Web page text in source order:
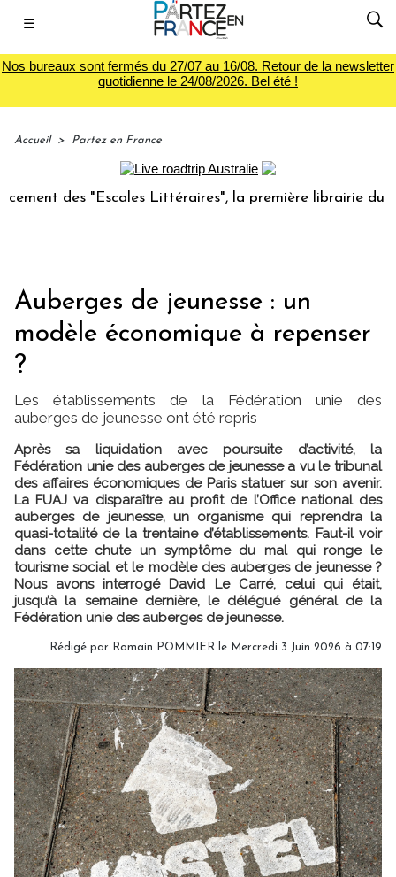
☰
Nos bureaux sont fermés du 27/07 au 16/08. Retour de la newsletter
quotidienne le 24/08/2026. Bel été !
Accueil > Partez en France
"Escales Littéraires", la première librairie du voyage
Auberges de jeunesse : un
modèle économique à repenser
?
Les établissements de la Fédération unie des
auberges de jeunesse ont été repris
Après sa liquidation avec poursuite d’activité, la
Fédération unie des auberges de jeunesse a vu le tribunal
des affaires économiques de Paris statuer sur son avenir.
La FUAJ va disparaître au profit de l’Office national des
auberges de jeunesse, un organisme qui reprendra la
quasi-totalité de la trentaine d’établissements. Faut-il voir
dans cette chute un symptôme du mal qui ronge le
tourisme social et le modèle des auberges de jeunesse ?
Nous avons interrogé David Le Carré, celui qui était,
jusqu’à la semaine dernière, le délégué général de la
Fédération unie des auberges de jeunesse.
Rédigé par Romain POMMIER le Mercredi 3 Juin 2026 à 07:19